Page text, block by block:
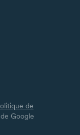
de
de Google